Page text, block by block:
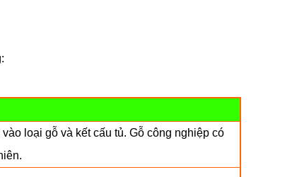
loại gỗ và kết cấu tủ. Gỗ công nghiệp có